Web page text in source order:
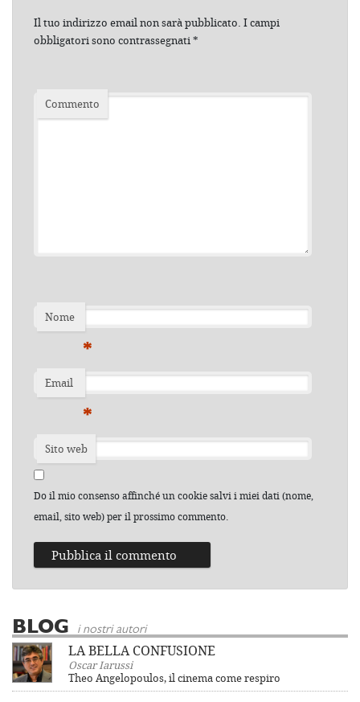
Il tuo indirizzo email non sarà pubblicato. I campi
obbligatori sono contrassegnati*
Commento
Nome
*
Email
*
Sito web
Do il mio consenso affinché un cookie salvi i miei dati (nome,
email, sito web) per il prossimo commento.
BLOG i nostri autori
LA BELLA CONFUSIONE
Oscar Iarussi
Theo Angelopoulos, il cinema come respiro